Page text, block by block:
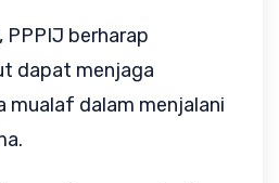
PPPIJ berharap
dapat menjaga
mualaf dalam menjalani